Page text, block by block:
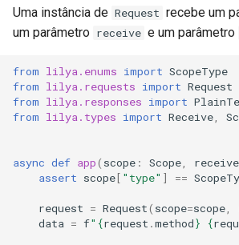
i
c
a
r
Endereço do Cliente
Cookies
Corpo (body)
Como JSON
Como texto
Push do Servidor
Excepções & Exception
Handlers
Parameters
WSGI Frameworks
Ambientes
&
CSRF
Proxy
Shortcuts
Mail
Uma instância de Request recebe um
um parâmetro receive e um parâmetro
from lilya.enums import ScopeType
from lilya.requests import Request
from lilya.responses import
from lilya.types import Receive
async def app( scope : Scope receive
assert scope[ "type" ] ==
request = Request( scope=scope
data = f" {request .method} {